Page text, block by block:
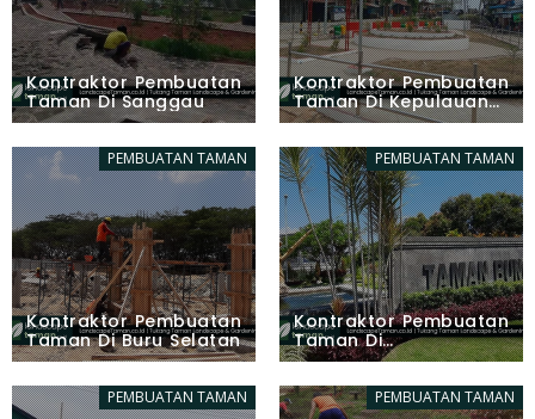
Kontraktor Pembuatan
Taman Di Sanggau
Kontraktor Pembuatan
Taman Di Kepulauan
Sangihe
PEMBUATAN TAMAN
Kontraktor Pembuatan
Taman Di Buru Selatan
PEMBUATAN TAMAN
Kontraktor Pembuatan
Taman Di
Banjarnegara
PEMBUATAN TAMAN PEMBUATAN TAMAN